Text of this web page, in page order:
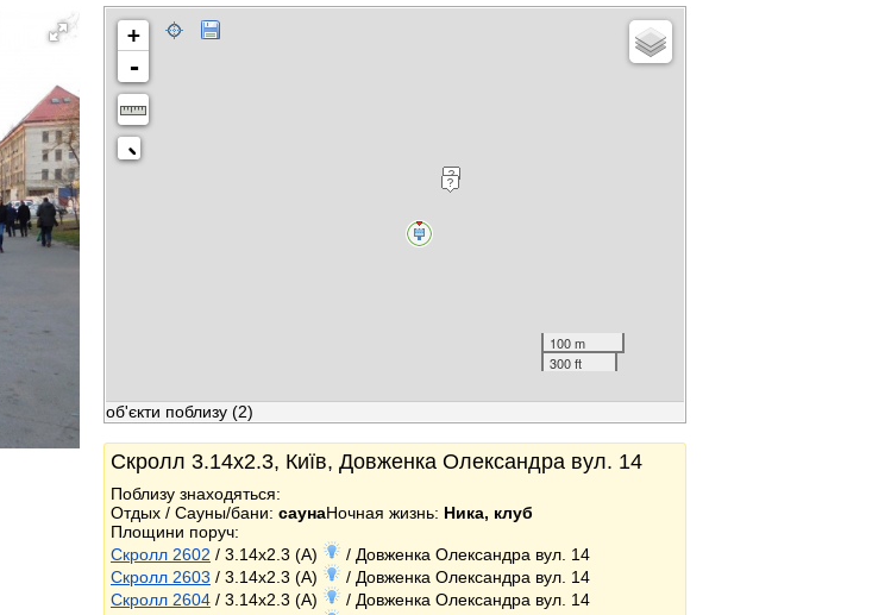
+
-
100 m
300 ft
об'єкти поблизу (2)
Скролл 3.14x2.3, Київ, Довженка Олександра вул. 14
Поблизу знаходяться:
Отдых / Сауны/бани: саунаНочная жизнь: Ника, клуб
Площини поруч:
Скролл 2602 / 3.14x2.3 (A)
/ Довженка Олександра вул. 14
Скролл 2603 / 3.14x2.3 (A)
/ Довженка Олександра вул. 14
Скролл 2604 / 3.14x2.3 (A)
/ Довженка Олександра вул. 14